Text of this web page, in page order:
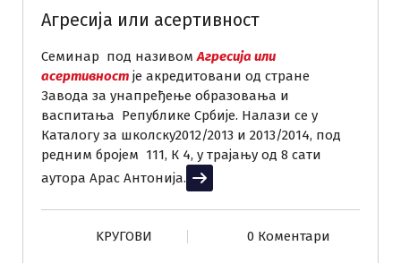
Агресија или асертивност
Семинар под називомАгресија или
асертивност је акредитовани од стране
Завода за унапређење образовања и
васпитања Републике Србије. Налази се у
Каталогу за школску2012/2013 и 2013/2014, под
редним бројем 111, К 4, у трајању од 8 сати
аутора Арас Антонија. Прочитај више
KРУГОВИ 0 Коментари